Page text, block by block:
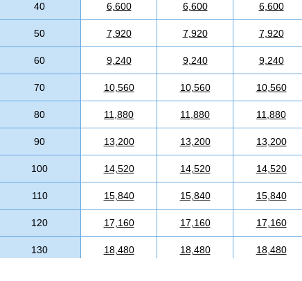
40 6,600 6,600 6,600
50 7,920 7,920 7,920
60 9,240 9,240 9,240
70 10,560 10,560 10,560
80 11,880 11,880 11,880
90 13,200 13,200 13,200
100 14,520 14,520 14,520
110 15,840 15,840 15,840
120 17,160 17,160 17,160
130 18,480 18,480 18,480